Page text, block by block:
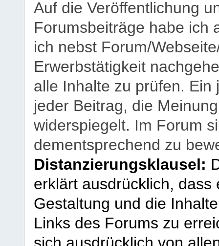
Auf die Veröffentlichung
Forumsbeiträge habe ich
ich nebst Forum/
Erwerbstätigkeit
alle Inhalte zu prüfen.
jeder Beitrag, die
widerspiegelt. Im Forum
dementsprechend zu
Distanzierungsklausel:
erklärt ausdrücklich,
Gestaltung und die
Links des Forums zu
sich ausdrücklich von